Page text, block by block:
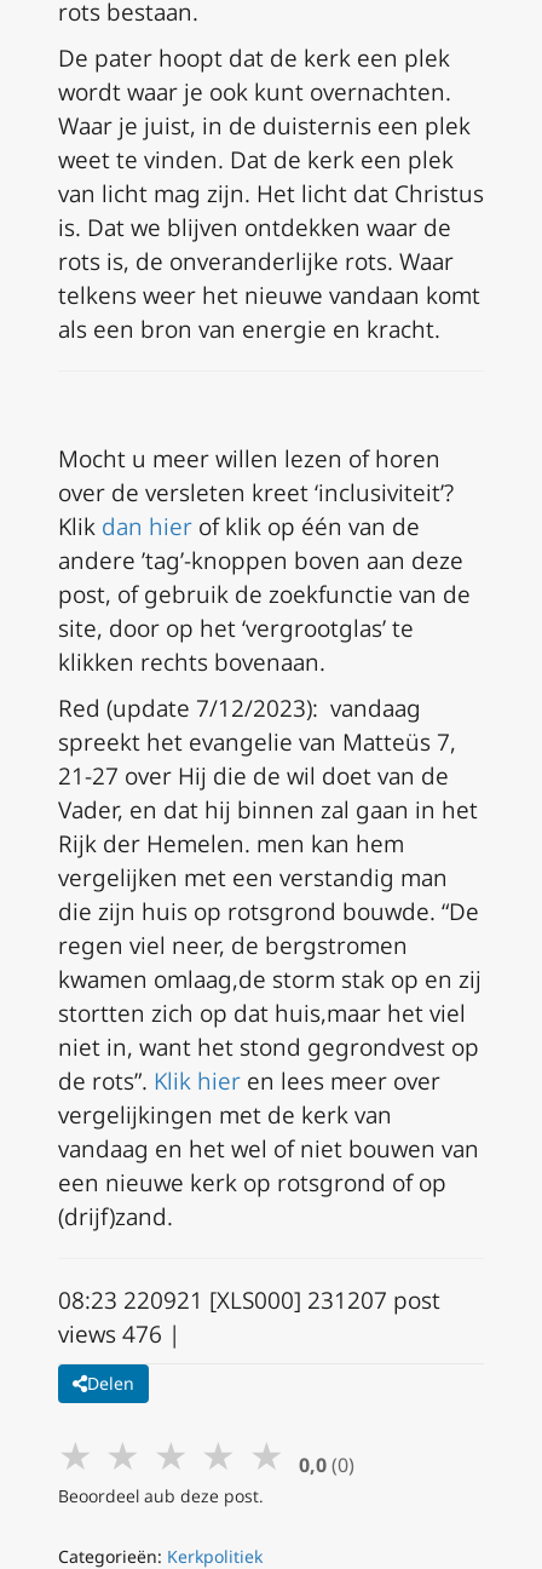
rots bestaan.
De pater hoopt dat de kerk een plek
wordt waar je ook kunt overnachten.
Waar je juist, in de duisternis een plek
weet te vinden. Dat de kerk een plek
van licht mag zijn. Het licht dat Christus
is. Dat we blijven ontdekken waar de
rots is, de onveranderlijke rots. Waar
telkens weer het nieuwe vandaan komt
als een bron van energie en kracht.
Mocht u meer willen lezen of horen
over de versleten kreet ‘inclusiviteit’?
Klik dan hier of klik op één van de
andere ’tag’-knoppen boven aan deze
post, of gebruik de zoekfunctie van de
site, door op het ‘vergrootglas’ te
klikken rechts bovenaan.
Red (update 7/12/2023): vandaag
spreekt het evangelie van Matteüs 7,
21-27 over Hij die de wil doet van de
Vader, en dat hij binnen zal gaan in het
Rijk der Hemelen. men kan hem
vergelijken met een verstandig man
die zijn huis op rotsgrond bouwde. “De
regen viel neer, de bergstromen
kwamen omlaag,de storm stak op en zij
stortten zich op dat huis,maar het viel
niet in, want het stond gegrondvest op
de rots”. Klik hier en lees meer over
vergelijkingen met de kerk van
vandaag en het wel of niet bouwen van
een nieuwe kerk op rotsgrond of op
(drijf)zand.
08:23 220921 [XLS000] 231207 post
views 476 |
Delen
★ ★ ★ ★ ★ 0,0 (0)
Beoordeel aub deze post.
Categorieën: Kerkpolitiek